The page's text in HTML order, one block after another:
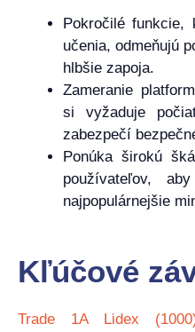
Pokročilé
učenia, odmeňujú
hlbšie zapoja.
Zameranie
si vyžaduje
zabezpečí
Ponúka širokú
používateľov,
najpopulárnejšie
Kľúčové
Trade 1A Lidex